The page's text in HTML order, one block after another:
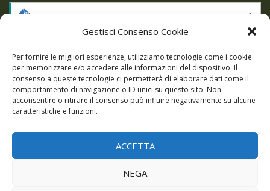
Gestisci Consenso Cookie
Per fornire le migliori esperienze, utilizziamo tecnologie come i cookie
per memorizzare e/o accedere alle informazioni del dispositivo. Il
consenso a queste tecnologie ci permetterà di elaborare dati come il
comportamento di navigazione o ID unici su questo sito. Non
acconsentire o ritirare il consenso può influire negativamente su alcune
caratteristiche e funzioni.
ACCETTA
NEGA
RSS
SSL SECURE
|Theme: